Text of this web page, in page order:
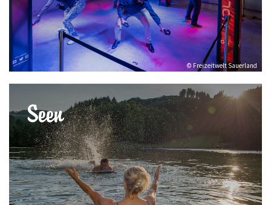
© Freizeitwelt Sauerland
Seen